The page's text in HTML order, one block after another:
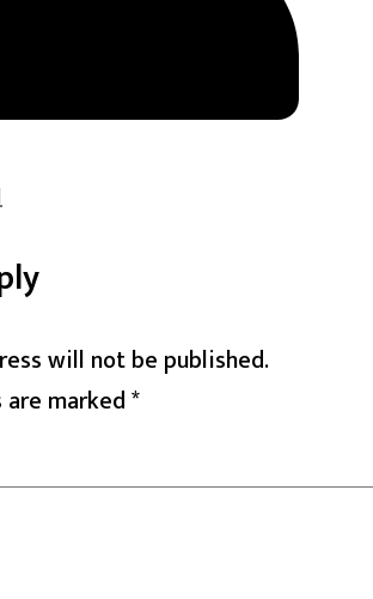
will not be published.
marked*